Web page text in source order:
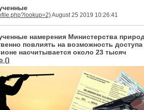
August 25 2019 10:26:41
намерения Министерства
повлиять на возможность
насчитывается около 23 тысяч